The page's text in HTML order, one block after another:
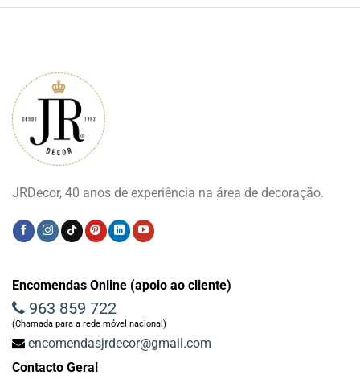
JRDecor, 40 anos de experiência na área de decoração.
Encomendas Online (apoio ao cliente)
963 859 722
(Chamada para a rede móvel nacional)
encomendasjrdecor@gmail.com
Contacto Geral